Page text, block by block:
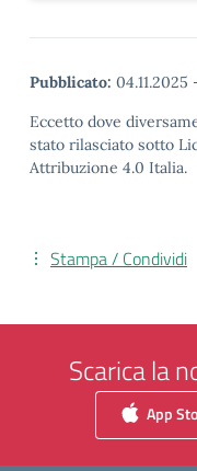
Pubblicato: 04.11.2025
Eccetto dove
stato rilasciato sotto
Attribuzione 4.0 Italia.
Stampa / Condividi
Scarica la
App